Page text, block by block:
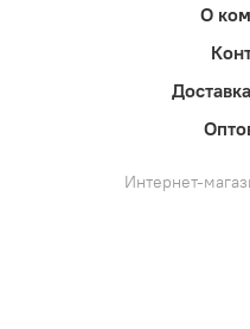
О
Интернет-